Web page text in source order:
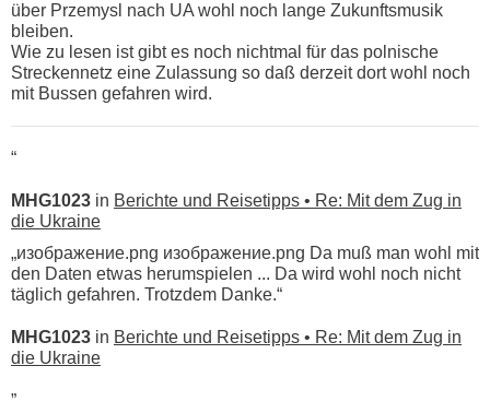
über Przemysl nach UA wohl noch lange Zukunftsmusik
bleiben.
Wie zu lesen ist gibt es noch nichtmal für das polnische
Streckennetz eine Zulassung so daß derzeit dort wohl noch
mit Bussen gefahren wird.
“
MHG1023 in Berichte und Reisetipps • Re: Mit dem Zug in
die Ukraine
„изображение.png изображение.png Da muß man wohl mit
den Daten etwas herumspielen ... Da wird wohl noch nicht
täglich gefahren. Trotzdem Danke.“
MHG1023 in Berichte und Reisetipps • Re: Mit dem Zug in
die Ukraine
„